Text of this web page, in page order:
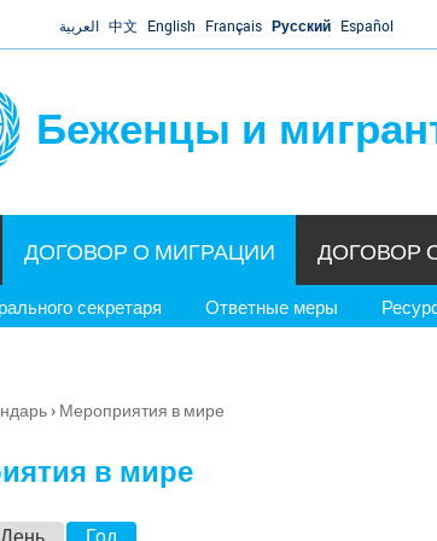
العربية 中文 English Français Русский Español
Беженцы и
ДОГОВОР О МИГРАЦИИ
секретаря Ответные меры
ДОГОВОР
› Мероприятия в мире
в мире